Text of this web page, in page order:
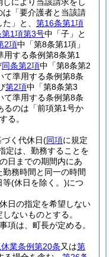
「要介護者と当該請
」と、 第16条第1項
第1項第3号中「子」と
2項中「第8条第1項」
用する条例第8条第1
同条第2項中「第8条第2
て準用する条例第8条
第2項中「第8条第3
て準用する条例第8条
るのは「前項第1号か
る。
く代休日(同項に規定
定は、勤務することを
日までの期間内にあ
務時間と同一の時間
等(休日を除く。)につ
日の指定を希望しない
ないものとする。
項は、町長が定める。
業条例第20条又は第